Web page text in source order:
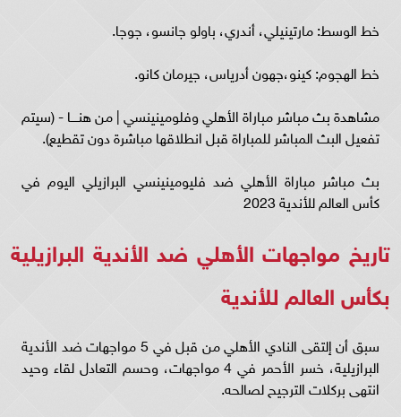
خط الوسط: مارتينيلي، أندري، باولو جانسو، جوجا.
خط الهجوم: كينو،جهون أدرياس، جيرمان كانو.
مشاهدة بث مباشر مباراة الأهلي وفلومينينسي | من هنــــا - (سيتم
تفعيل البث المباشر للمباراة قبل انطلاقها مباشرة دون تقطيع).
بث مباشر مباراة الأهلي ضد فليومينينسي البرازيلي اليوم في
كأس العالم للأندية 2023
تاريخ مواجهات الأهلي ضد الأندية البرازيلية
بكأس العالم للأندية
سبق أن إلتقى النادي الأهلي من قبل في 5 مواجهات ضد الأندية
البرازيلية، خسر الأحمر في 4 مواجهات، وحسم التعادل لقاء وحيد
انتهى بركلات الترجيح لصالحه.